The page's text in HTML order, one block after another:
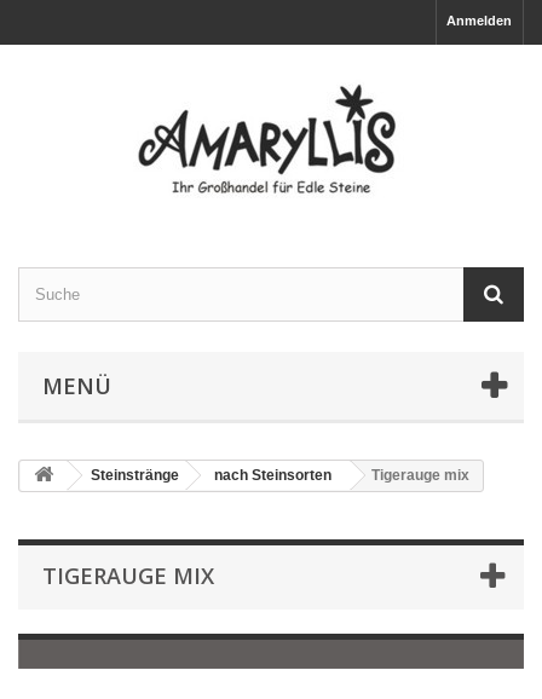
Anmelden
MENÜ
Steinstränge nach Steinsorten Tigerauge mix
TIGERAUGE MIX